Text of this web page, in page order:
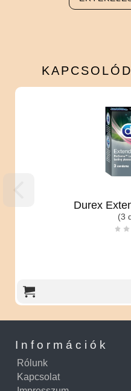
Durex
(3
Információk
Rólunk
Kapcsolat